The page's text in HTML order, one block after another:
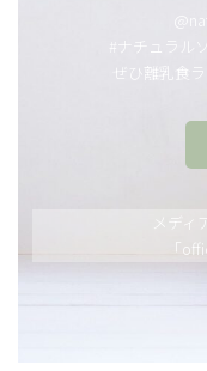
#ナチュラル
ぜひ離乳食
メデ
「